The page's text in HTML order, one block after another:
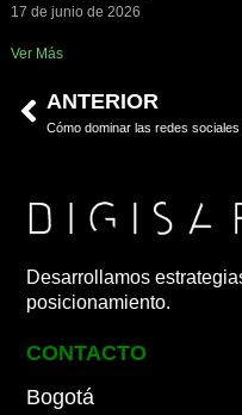
17 de junio de 2026
Ver Más
ANTERIOR
Desarrollamos
posicionamiento.
CONTACTO
Bogotá